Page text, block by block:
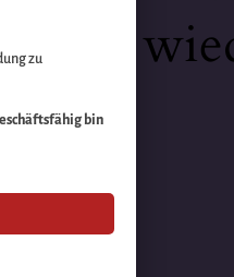
bald
zu
bin